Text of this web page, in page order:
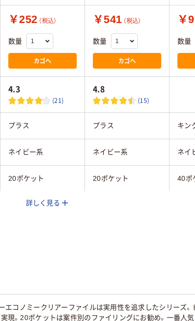
￥252 （税込）
数量
カゴへ
￥541 （税込）
数量
カゴへ
￥
数量
4.3
(21)
4.8
(15)
プラス プラス キン
ネイビー系 ネイビー系 ネイ
20ポケット 20ポケット 40ポ
A4タテ詳しく見る
エコノミークリアーファイルは実用性を追求したシリーズ
現。20ポケットは案件別のファイリングにお勧め。一番人